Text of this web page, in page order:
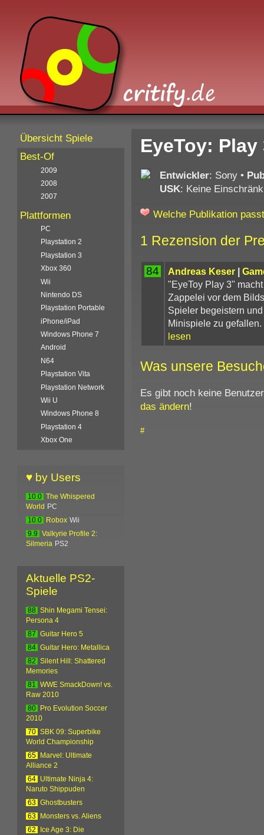
EyeToy: Play
Entwickler: Sony•
USK: Keine
Welche Publikation
1 Rezension der
84 Andreas Keser|
"EyeToy Play 3"
Zappelei vor dem
Spieler begeistern
Minispiele zu
lesen
Was unsere
Es gibt noch keine
das ändern!
#
Übersicht Spiele
Best-Of
2009
2008
2007
Plattformen
PC
Playstation 2
Playstation 3
Xbox 360
Wii
Nintendo DS
Playstation Portable
iPhone/iPad
Windows Phone 7
Android
N64
Playstation Vita
Playstation Network
Wii U
Windows Phone 8
Playstation 4
Xbox One
♥ by Users
10.0
The Whispered
World
PC
10.0
Robox Wii
9.9
Valkyrie Profile 2:
Silmeria PS2
Aktuelle PS2-
Spiele
88
Shin Megami Tensei:
Persona 4
87
Guitar Hero 5
84
Guitar Hero: Metallica
82
Silent Hill: Shattered
Memories
81
WWE SmackDown! vs.
Raw 2010
80
Pro Evolution Soccer
2010
70
SBK 09: Superbike
World Championship
65
Marvel: Ultimate
Alliance 2
64
Ultimate Ninja 4:
Naruto Shippuden
63
Ghostbusters
63
Monsters vs. Aliens
62
Ice Age 3: Die